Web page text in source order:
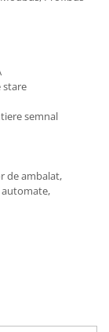
stare
semnal
de ambalat,